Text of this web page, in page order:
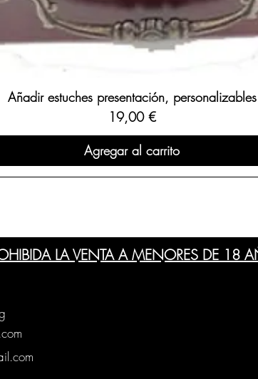
vinos de la
regiones y
tienda de
Añadir estuches presentación, personalizables
Precio
19,00 €
Agregar al carrito
LA VENTA A MENORES DE 18